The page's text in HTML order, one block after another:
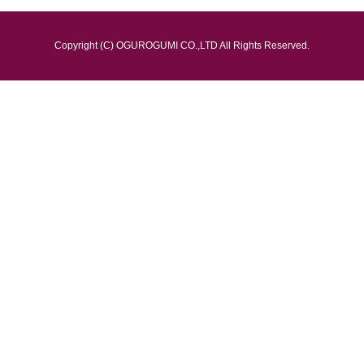
Copyright (C) OGUROGUMI CO.,LTD All Rights Reserved.